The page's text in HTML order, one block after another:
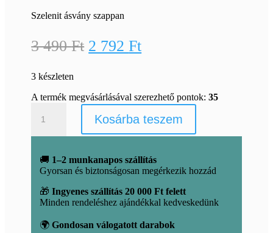
Szelenit ásvány szappan
3 490Ft Original
3
490 Ft.
2 792FtCurrent
2
792 Ft.
3 készleten
A termék megvásárlásával szerezhető pontok:35
lótuszvirág
Kosárba teszem
🚚 1–2 munkanapos szállítás
Gyorsan és biztonságosan megérkezik hozzád
🎁Ingyenes szállítás 20 000 Ft felett
Minden rendeléshez ajándékkal kedveskedünk
🌍Gondosan válogatott darabok